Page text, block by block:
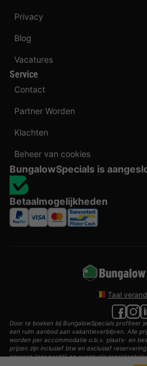
Privacy
Blog
Vacatures
Service
Contact
Partner Worden
Klachten
Beheer van cookies
BungalowSpecials is
Betaalmogelijkheden
Taal
Door te boeken bij BungalowSpecials profiteer
een ruim aanbod aan vakantieverblijven. Alle
worden per accommodatie o.b.v. plaats- en
prijzen zijn inclusief btw en exclusief
persoon (per nacht) en eventuele